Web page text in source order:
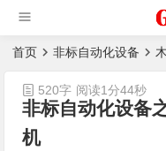
|猫抓板
自
首页 非标自动化设备
非标自动化设备
机
520字 阅读1分44秒